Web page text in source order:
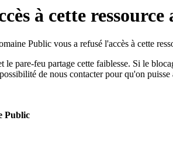
à cette ressource
Public vous a refusé l'accès à cette
le pare-feu partage cette faiblesse. Si le
de nous contacter pour qu'on
Public